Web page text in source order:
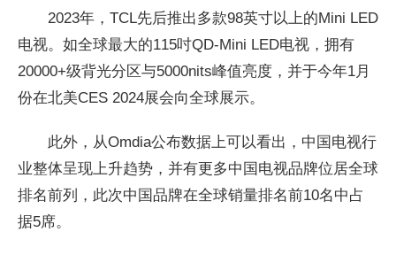
2023年，TCL先后推出多款98英寸以上的Mini LED
电视。如全球最大的115吋QD-Mini LED电视，拥有
20000+级背光分区与5000nits峰值亮度，并于今年1月
份在北美CES 2024展会向全球展示。
此外，从Omdia公布数据上可以看出，中国电视行
业整体呈现上升趋势，并有更多中国电视品牌位居全球
排名前列，此次中国品牌在全球销量排名前10名中占
据5席。